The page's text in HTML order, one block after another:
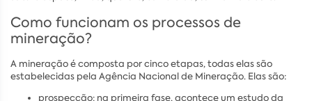
Como funcionam os processos de
mineração?
A mineração é composta por cinco etapas, todas elas são
estabelecidas pela Agência Nacional de Mineração. Elas são:
prospecção: na primeira fase, acontece um estudo da